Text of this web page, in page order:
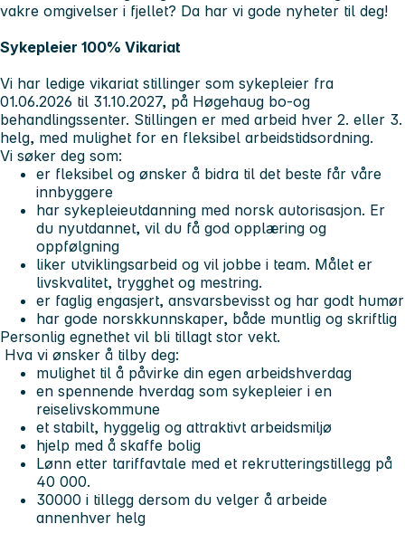
vakre omgivelser i fjellet? Da har vi gode nyheter til deg!
Sykepleier 100% Vikariat
Vi har ledige vikariat stillinger som sykepleier fra
01.06.2026 til 31.10.2027, på Høgehaug bo-og
behandlingssenter. Stillingen er med arbeid hver 2. eller 3.
helg, med mulighet for en fleksibel arbeidstidsordning.
Vi søker deg som:
er fleksibel og ønsker å bidra til det beste får våre
innbyggere
har sykepleieutdanning med norsk autorisasjon. Er
du nyutdannet, vil du få god opplæring og
oppfølgning
liker utviklingsarbeid og vil jobbe i team. Målet er
livskvalitet, trygghet og mestring.
er faglig engasjert, ansvarsbevisst og har godt humør
har gode norskkunnskaper, både muntlig og skriftlig
Personlig egnethet vil bli tillagt stor vekt.
Hva vi ønsker å tilby deg:
mulighet til å påvirke din egen arbeidshverdag
en spennende hverdag som sykepleier i en
reiselivskommune
et stabilt, hyggelig og attraktivt arbeidsmiljø
hjelp med å skaffe bolig
Lønn etter tariffavtale med et rekrutteringstillegg på
40 000.
30000 i tillegg dersom du velger å arbeide
annenhver helg